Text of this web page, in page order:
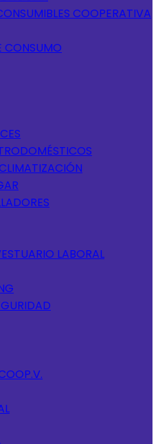
COOPERATIVA
CONSUMO
LABORAL